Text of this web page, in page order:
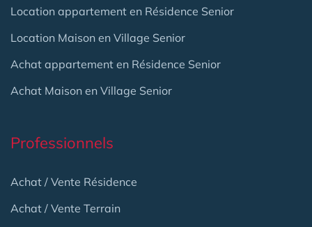
Location appartement en Résidence Senior
Location Maison en Village Senior
Achat appartement en Résidence Senior
Achat Maison en Village Senior
Professionnels
Achat / Vente Résidence
Achat / Vente Terrain